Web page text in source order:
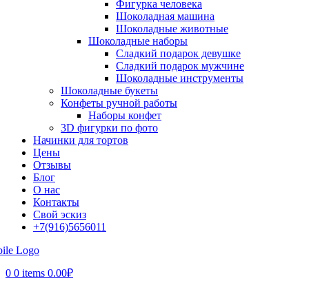
Фигурка человека
Шоколадная машина
Шоколадные животные
Шоколадные наборы
Сладкий подарок девушке
Сладкий подарок мужчине
Шоколадные инструменты
Шоколадные букеты
Конфеты ручной работы
Наборы конфет
3D фигурки по фото
Начинки для тортов
Цены
Отзывы
Блог
О нас
Контакты
Свой эскиз
+7(916)5656011
0 0 items 0.00₽